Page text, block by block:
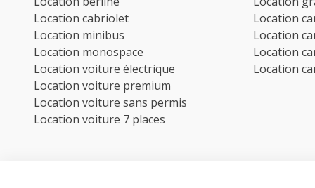
Location cabriolet
Location minibus
Location monospace
Location voiture électrique
Location voiture premium
Location voiture sans permis
Location voiture 7 places
Location
Location
Location
Location